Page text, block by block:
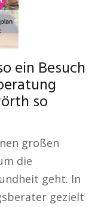
ein Besuch
so
großen
die
geht. In
gezielt